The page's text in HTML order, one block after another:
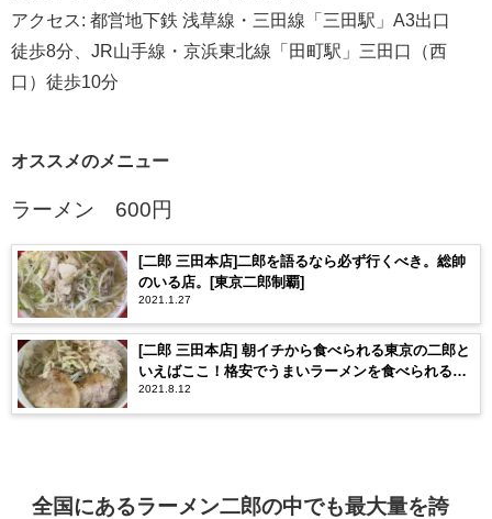
アクセス: 都営地下鉄 浅草線・三田線「三田駅」 A3出口
徒歩8分、 JR山手線・京浜東北線「田町駅」三田口（西
口）徒歩10分
オススメのメニュー
ラーメン 600円
[二郎 三田本店]二郎を語るなら必ず行くべき。総帥
のいる店。[東京二郎制覇]
2021.1.27
[二郎 三田本店] 朝イチから食べられる東京の二郎と
いえばここ！格安でうまいラーメンを食べられるの
は三田本店ならでは。
2021.8.12
全国にあるラーメン二郎の中でも最大量を誇